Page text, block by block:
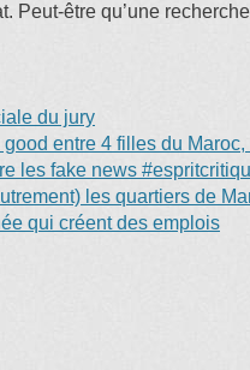
Peut-être qu’une
du jury
entre 4 filles du
les fake news
les quartiers de
qui créent des emplois